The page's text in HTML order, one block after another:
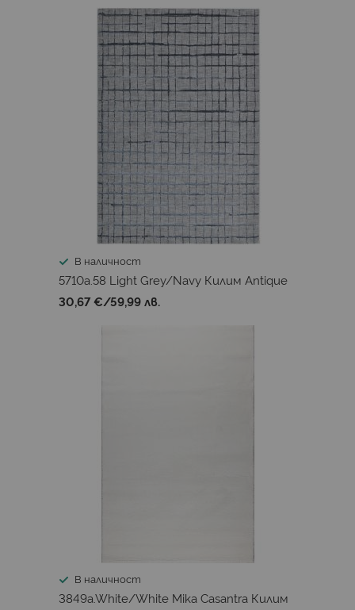
В наличност
5710a.58 Light Grey/Navy Килим Antique
30,67 €/59,99 лв.
В наличност
3849a.White/White Mika Casantra Килим